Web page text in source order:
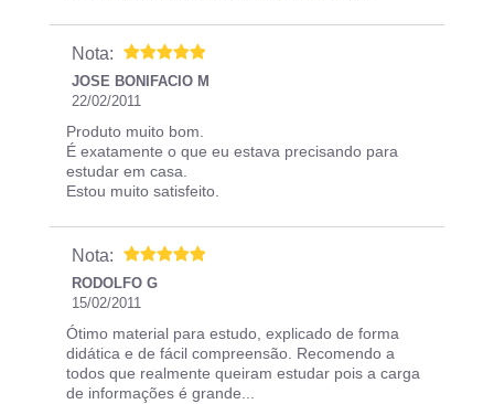
Nota:
JOSE BONIFACIO M
22/02/2011
Produto muito bom.
É exatamente o que eu estava precisando para
estudar em casa.
Estou muito satisfeito.
Nota:
RODOLFO G
15/02/2011
Ótimo material para estudo, explicado de forma
didática e de fácil compreensão. Recomendo a
todos que realmente queiram estudar pois a carga
de informações é grande...